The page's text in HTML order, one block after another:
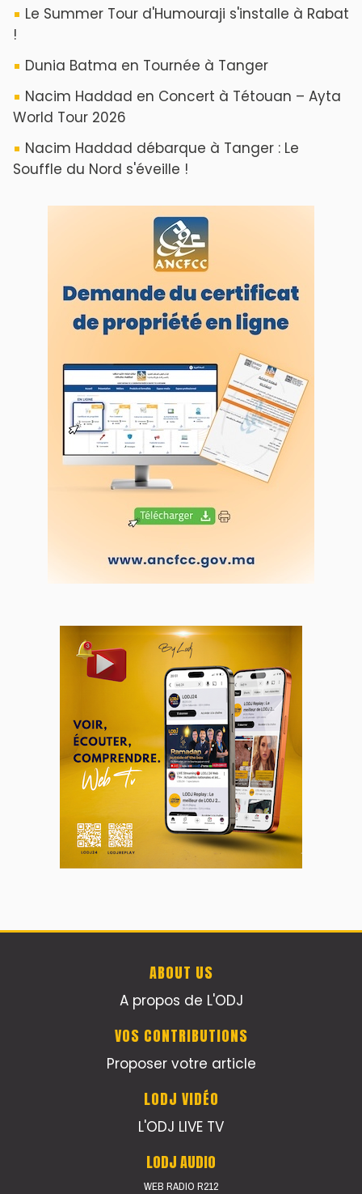
Le Summer Tour d'Humouraji s'installe à Rabat
!
Dunia Batma en Tournée à Tanger
Nacim Haddad en Concert à Tétouan – Ayta
World Tour 2026
Nacim Haddad débarque à Tanger : Le
Souffle du Nord s'éveille !
ABOUT US
A propos de L'ODJ
VOS CONTRIBUTIONS
Proposer votre article
LODJ VIDÉO
L'ODJ LIVE TV
LODJ AUDIO
WEB RADIO R212